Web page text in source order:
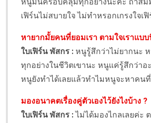
เฟิร์นไม่สบายใจ ไม่ทำหรอกเกรงใจเ
หายากมั้ยคนที่ยอมเรา ตามใจเราแบบ
ใบเฟิร์น พัสกร :หนูรู้สึกว่าไม่ยากนะ
ทุกอย่างในชีวิตเขานะ หนูแค่รู้สึกว่า
หนูยังทำได้เลยแล้วทำไมหนูจะหาคน
มองอนาคตเรื่องคู่ตัวเองไว้ยังไงบ้าง ?
ใบเฟิร์น พัสกร :ไม่ได้มองไกลเลยค่ะ